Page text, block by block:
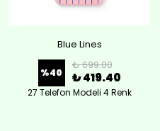
Blue Lines
%40
₺ 699.00
₺ 419.40
27 Telefon Modeli 4 Renk